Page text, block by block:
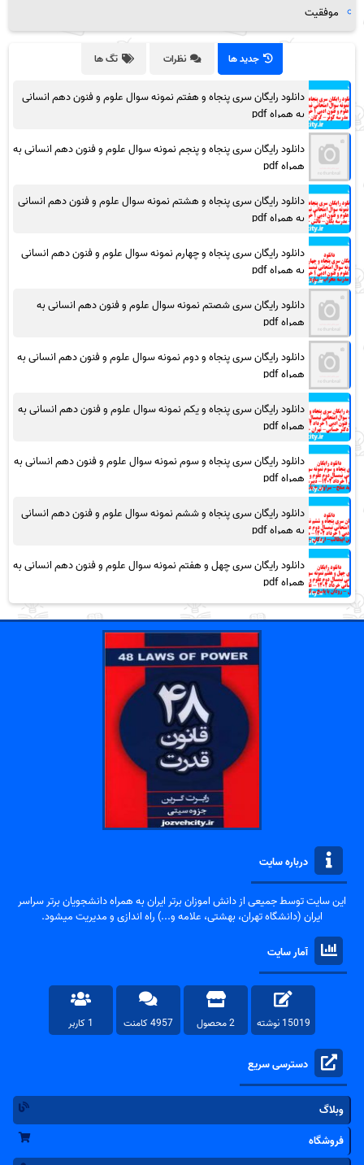
موفقیت
جدید ها نظرات تگ ها
دانلود رایگان سری پنجاه و هفتم نمونه سوال علوم و فنون دهم انسانی
به همراه pdf
دانلود رایگان سری پنجاه و پنجم نمونه سوال علوم و فنون دهم انسانی به
همراه pdf
دانلود رایگان سری پنجاه و هشتم نمونه سوال علوم و فنون دهم انسانی
به همراه pdf
دانلود رایگان سری پنجاه و چهارم نمونه سوال علوم و فنون دهم انسانی
به همراه pdf
دانلود رایگان سری شصتم نمونه سوال علوم و فنون دهم انسانی به
همراه pdf
دانلود رایگان سری پنجاه و دوم نمونه سوال علوم و فنون دهم انسانی به
همراه pdf
دانلود رایگان سری پنجاه و یکم نمونه سوال علوم و فنون دهم انسانی به
همراه pdf
دانلود رایگان سری پنجاه و سوم نمونه سوال علوم و فنون دهم انسانی به
همراه pdf
دانلود رایگان سری پنجاه و ششم نمونه سوال علوم و فنون دهم انسانی
به همراه pdf
دانلود رایگان سری چهل و هفتم نمونه سوال علوم و فنون دهم انسانی به
همراه pdf
درباره سایت
این سایت توسط جمیعی از دانش اموزان برتر ایران به همراه دانشجویان برتر سراسر
ایران (دانشگاه تهران، بهشتی، علامه و...) راه اندازی و مدیریت میشود.
آمار سایت
15019 نوشته 2 محصول 4957 کامنت 1 کاربر
دسترسی سریع
وبلاگ
فروشگاه